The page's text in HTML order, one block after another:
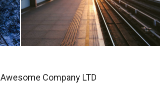
Awesome Company LTD